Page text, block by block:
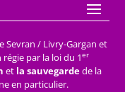
Sevran / Livry-Gargan et
régie par la loi du 1er
et la sauvegardede la
en particulier.